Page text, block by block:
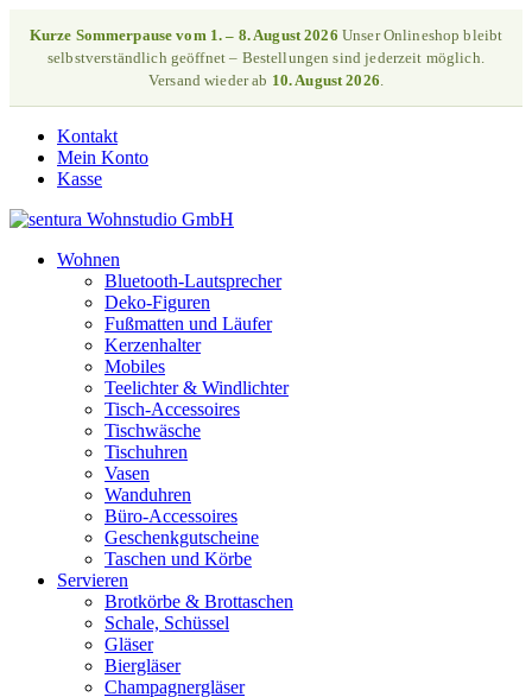
Kurze Sommerpause vom 1. – 8. August 2026 Unser Onlineshop bleibt
selbstverständlich geöffnet – Bestellungen sind jederzeit möglich.
Versand wieder ab 10. August 2026.
Kontakt
Mein Konto
Kasse
Wohnen
Bluetooth-Lautsprecher
Deko-Figuren
Fußmatten und Läufer
Kerzenhalter
Mobiles
Teelichter & Windlichter
Tisch-Accessoires
Tischwäsche
Tischuhren
Vasen
Wanduhren
Büro-Accessoires
Geschenkgutscheine
Taschen und Körbe
Servieren
Brotkörbe & Brottaschen
Schale, Schüssel
Gläser
Biergläser
Champagnergläser